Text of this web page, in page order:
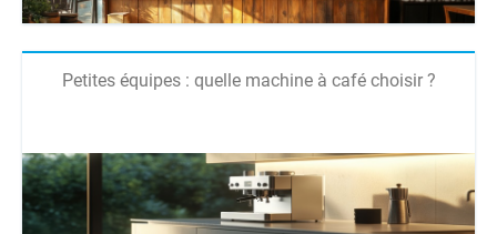
Petites équipes : quelle machine à café choisir ?